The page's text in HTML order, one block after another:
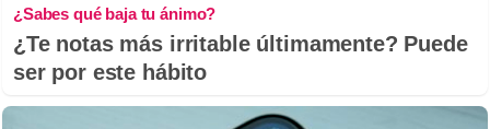
¿Sabes qué baja tu ánimo?
¿Te notas más irritable últimamente? Puede
ser por este hábito